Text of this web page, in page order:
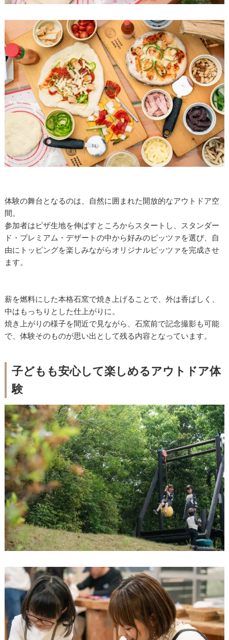
体験の舞台となるのは、自然に囲まれた開放的なアウトドア空
間。
参加者はピザ生地を伸ばすところからスタートし、スタンダー
ド・プレミアム・デザートの中から好みのピッツァを選び、自
由にトッピングを楽しみながらオリジナルピッツァを完成させ
ます。
薪を燃料にした本格石窯で焼き上げることで、外は香ばしく、
中はもっちりとした仕上がりに。
焼き上がりの様子を間近で見ながら、石窯前で記念撮影も可能
で、体験そのものが思い出として残る内容となっています。
子どもも安心して楽しめるアウトドア体
験